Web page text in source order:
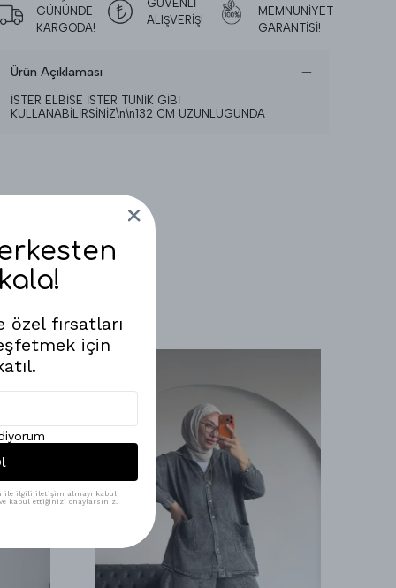
GÜNÜNDE
KARGODA!
GÜVENLİ
ALIŞVERİŞ!
MEMNUNİYET
GARANTİSİ!
Ürün Açıklaması
İSTER ELBİSE İSTER TUNİK GİBİ
KULLANABİLİRSİNİZ\n\n132 CM UZUNLUGUNDA
fırsatları
için
ile ilgili iletişim almayı kabul
kabul ettiğinizi onaylarsınız.